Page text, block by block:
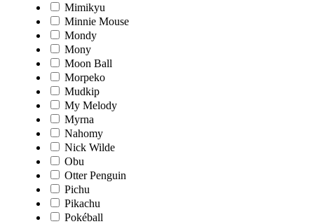
Mimikyu
Minnie Mouse
Mondy
Mony
Moon Ball
Morpeko
Mudkip
My Melody
Myrna
Nahomy
Nick Wilde
Obu
Otter Penguin
Pichu
Pikachu
Pokéball